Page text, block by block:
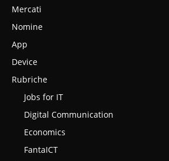
Mercati
Nomine
App
Device
Rubriche
Jobs for IT
Digital Communication
Economics
FantaICT